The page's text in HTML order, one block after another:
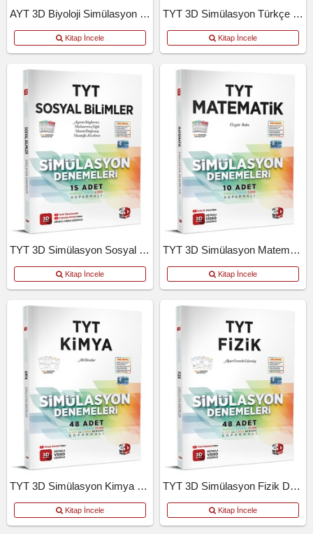
AYT 3D Biyoloji Simülasyon Denemeleri
Kitap İncele
TYT 3D Simülasyon Türkçe Denemeleri
Kitap İncele
TYT 3D Simülasyon Sosyal Bilimler Denemeleri
Kitap İncele
TYT 3D Simülasyon Matematik Denemeleri
Kitap İncele
TYT 3D Simülasyon Kimya Denemeleri
Kitap İncele
TYT 3D Simülasyon Fizik Denemeleri
Kitap İncele